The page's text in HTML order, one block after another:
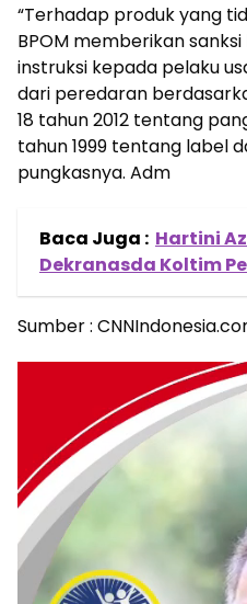
“Terhadap produk yang
BPOM memberikan
instruksi kepada pelaku
dari peredaran
18 tahun 2012 tentang
tahun 1999 tentang label
pungkasnya. Adm
Baca Juga : Hartini
Dekranasda Koltim
Sumber :